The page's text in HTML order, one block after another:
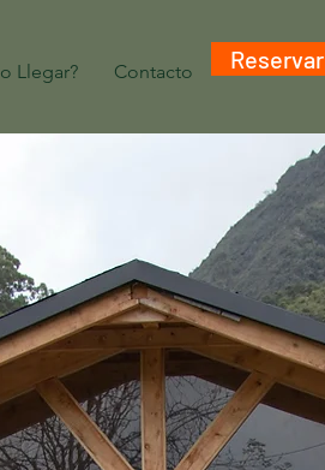
Llegar? Contacto Reservar